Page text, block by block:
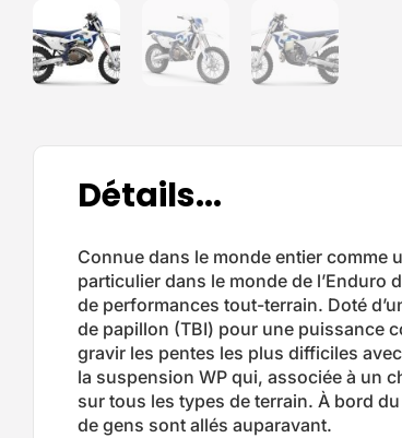
Détails...
Connue dans le monde entier comme
particulier dans le monde de l’Enduro
de performances tout-terrain. Doté
de papillon (TBI) pour une puissance
gravir les pentes les plus difficiles
la suspension WP qui, associée à un
sur tous les types de terrain. À bord
de gens sont allés auparavant.